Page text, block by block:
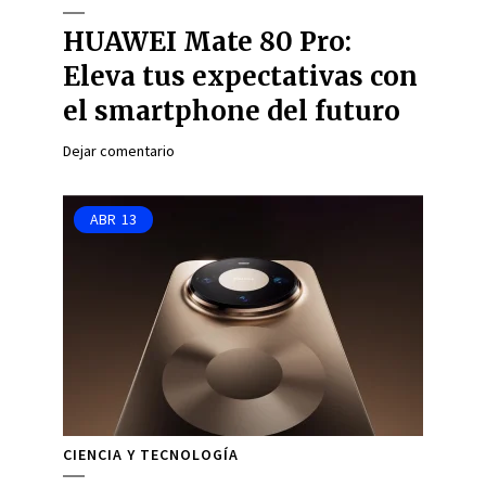
HUAWEI Mate 80 Pro:
Eleva tus expectativas con
el smartphone del futuro
Dejar comentario
ABR 13
CIENCIA Y TECNOLOGÍA